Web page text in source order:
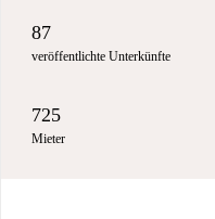
87
veröffentlichte Unterkünfte
725
Mieter